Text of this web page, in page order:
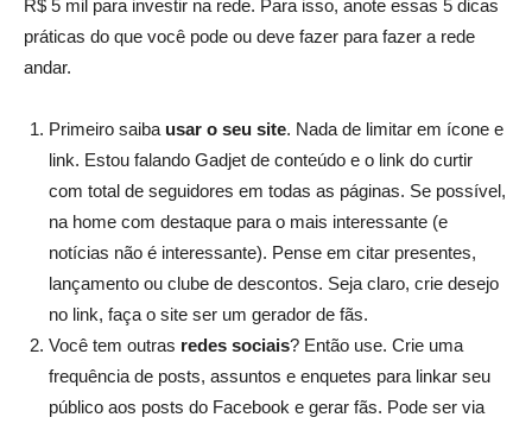
R$ 5 mil para investir na rede. Para isso, anote essas 5 dicas
práticas do que você pode ou deve fazer para fazer a rede
andar.
Primeiro saiba usar o seu site. Nada de limitar em ícone e
link. Estou falando Gadjet de conteúdo e o link do curtir
com total de seguidores em todas as páginas. Se possível,
na home com destaque para o mais interessante (e
notícias não é interessante). Pense em citar presentes,
lançamento ou clube de descontos. Seja claro, crie desejo
no link, faça o site ser um gerador de fãs.
Você tem outras redes sociais? Então use. Crie uma
frequência de posts, assuntos e enquetes para linkar seu
público aos posts do Facebook e gerar fãs. Pode ser via